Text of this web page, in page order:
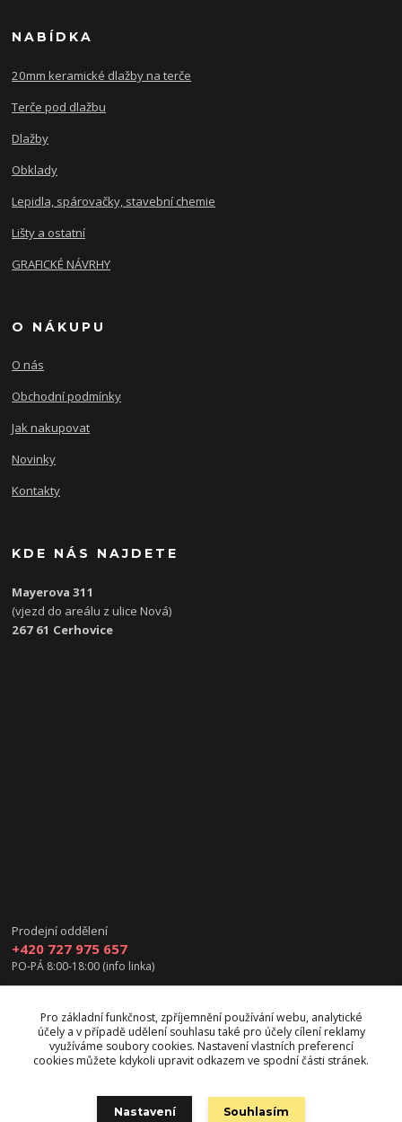
NABÍDKA
20mm keramické dlažby na terče
Terče pod dlažbu
Dlažby
Obklady
Lepidla, spárovačky, stavební chemie
Lišty a ostatní
GRAFICKÉ NÁVRHY
O NÁKUPU
O nás
Obchodní podmínky
Jak nakupovat
Novinky
Kontakty
KDE NÁS NAJDETE
Mayerova 311
(vjezd do areálu z ulice Nová)
267 61 Cerhovice
Prodejní oddělení
+420 727 975 657
PO-PÁ 8:00-18:00 (info linka)
Upravit sběr cookies.
Pro základní funkčnost, zpříjemnění používání webu, analytické
účely a v případě udělení souhlasu také pro účely cílení reklamy
využíváme soubory cookies. Nastavení vlastních preferencí
cookies můžete kdykoli upravit odkazem ve spodní části stránek.
Nastavení Souhlasím